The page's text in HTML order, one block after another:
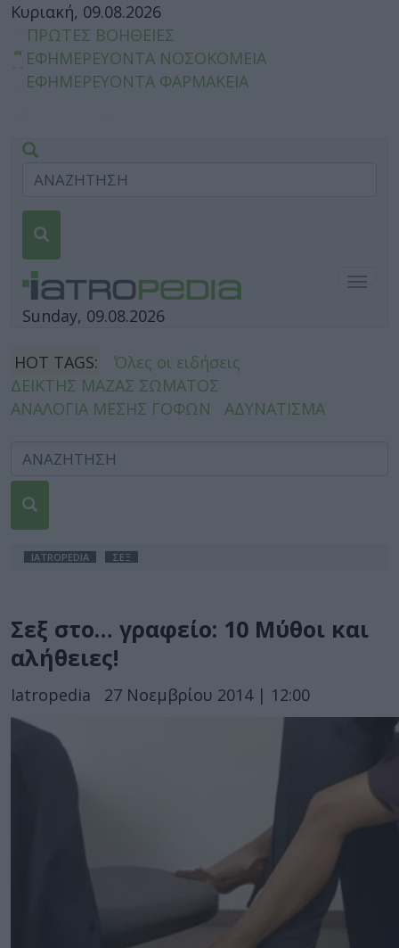
Κυριακή, 09.08.2026
ΠΡΩΤΕΣ ΒΟΗΘΕΙΕΣ
ΕΦΗΜΕΡΕΥΟΝΤΑ ΝΟΣΟΚΟΜΕΙΑ
ΕΦΗΜΕΡΕΥΟΝΤΑ ΦΑΡΜΑΚΕΙΑ
Sunday, 09.08.2026
HOT TAGS:
Όλες οι ειδήσεις
ΔΕΙΚΤΗΣ ΜΑΖΑΣ ΣΩΜΑΤΟΣ
ΑΝΑΛΟΓΙΑ ΜΕΣΗΣ ΓΟΦΩΝ
ΑΔΥΝΑΤΙΣΜΑ
IATROPEDIA ΣΕΞ
Σεξ στο… γραφείο: 10 Μύθοι και
αλήθειες!
Iatropedia 27 Νοεμβρίου 2014 | 12:00